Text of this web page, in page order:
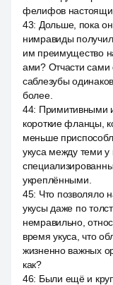
фелифов
43: Дольше, пока
нимравиды
им преимущество
ами? Отчасти сами
саблезубы
более.
44: Примитивными
короткие фланцы,
меньше
укуса между теми
укреплёнными.
45: Что позволяло
укусы даже по
немравильно,
время укуса, что
жизненно важных
как?
46: Были ещё и